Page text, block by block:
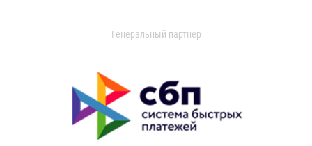
Генеральный партнер